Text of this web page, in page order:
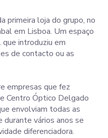
primeira loja do grupo, no
em Lisboa. Um espaço
introduziu em
de contacto ou as
empresas que fez
Centro Óptico Delgado
envolviam todas as
durante vários anos se
diferenciadora.